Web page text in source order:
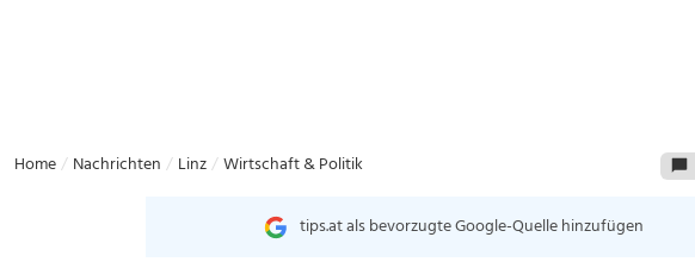
Home Nachrichten Linz Wirtschaft & Politik
tips.at als bevorzugte Google-Quelle hinzufügen